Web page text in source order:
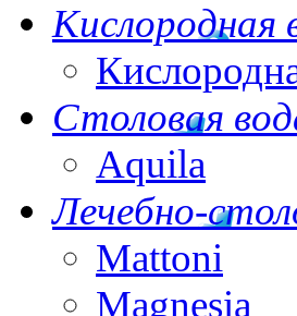
Кислородная
Столовая
Aquila
Лечебно-
Mattoni
Magnesia